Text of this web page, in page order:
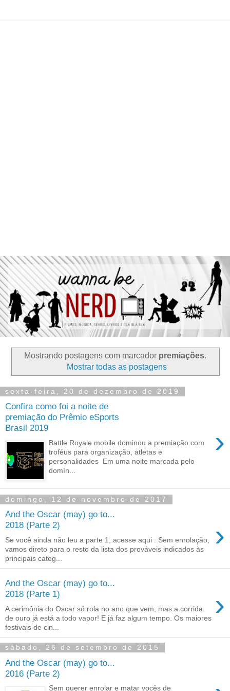
Mostrando postagens com marcador premiações.
Mostrar todas as postagens
sexta-feira, 20 de dezembro de 2019
Confira como foi a noite de
premiação do Prêmio eSports
Brasil 2019
›
Battle Royale mobile dominou a premiação com
troféus para organização, atletas e
personalidades Em uma noite marcada pelo
domín...
domingo, 12 de novembro de 2017
And the Oscar (may) go to...
2018 (Parte 2)
›
Se você ainda não leu a parte 1, acesse aqui . Sem enrolação,
vamos direto para o resto da lista dos prováveis indicados às
principais categ...
And the Oscar (may) go to...
2018 (Parte 1)
›
A cerimônia do Oscar só rola no ano que vem, mas a corrida
de ouro já está a todo vapor! E já faz algum tempo. Os maiores
festivais de cin...
sábado, 26 de setembro de 2015
And the Oscar (may) go to...
2016 (Parte 2)
Sem querer enrolar e matar vocês de